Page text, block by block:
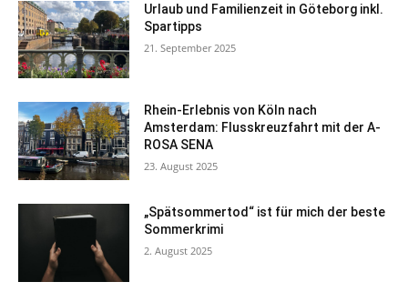
Urlaub und Familienzeit in Göteborg inkl.
Spartipps
21. September 2025
Rhein-Erlebnis von Köln nach
Amsterdam: Flusskreuzfahrt mit der A-
ROSA SENA
23. August 2025
„Spätsommertod“ ist für mich der beste
Sommerkrimi
2. August 2025